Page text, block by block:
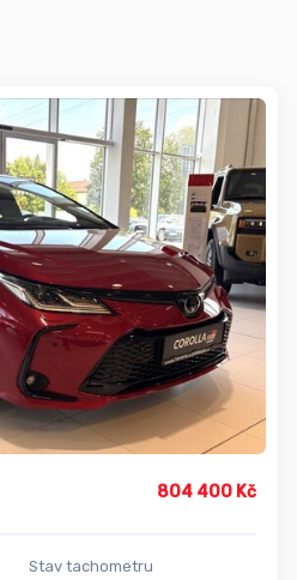
804 400 Kč
Stav tachometru